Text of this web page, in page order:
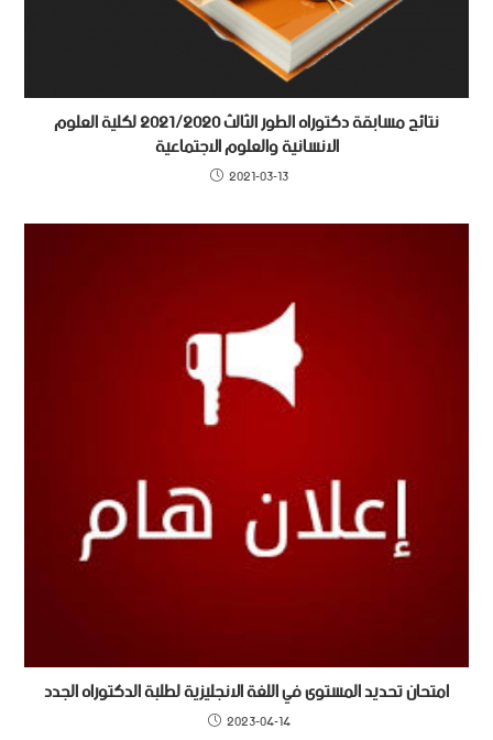
نتائج مسابقة دكتوراه الطور الثالث 2021/2020 لكلية العلوم
الانسانية والعلوم الاجتماعية
2021-03-13
امتحان تحديد المستوى في اللغة الانجليزية لطلبة الدكتوراه الجدد
2023-04-14